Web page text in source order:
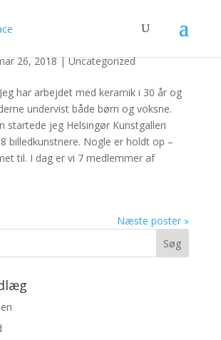
26, 2018|Uncategorized
har arbejdet med keramik i 30 år og
undervist både børn og voksne.
startede jeg Helsingør Kunstgalleri
billedkunstnere. Nogle er holdt op –
til. I dag er vi 7 medlemmer af
Næste poster »